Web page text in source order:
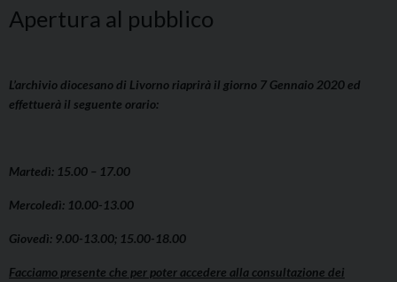
Apertura al pubblico
L’archivio diocesano di Livorno riaprirà il giorno 7 Gennaio 2020 ed
effettuerà il seguente orario:
Martedì: 15.00 – 17.00
Mercoledì: 10.00-13.00
Giovedì: 9.00-13.00; 15.00-18.00
Facciamo presente che per poter accedere alla consultazione dei